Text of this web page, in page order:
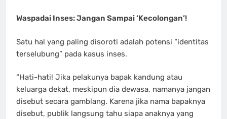
Waspadai Inses: Jangan Sampai ‘Kecolongan’!
Satu hal yang paling disoroti adalah potensi “identitas
terselubung” pada kasus inses.
“Hati-hati! Jika pelakunya bapak kandung atau
keluarga dekat, meskipun dia dewasa, namanya jangan
disebut secara gamblang. Karena jika nama bapaknya
disebut, publik langsung tahu siapa anaknya yang